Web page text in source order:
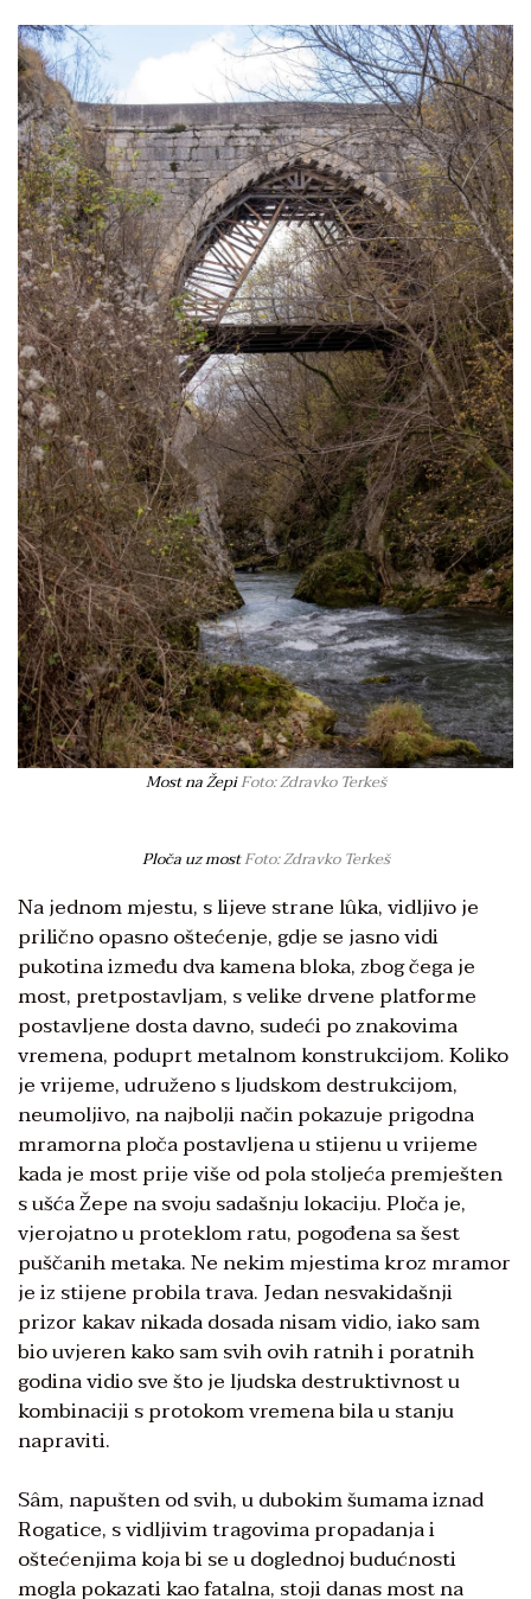
Most na ŽepiFoto: Zdravko Terkeš
Ploča uz mostFoto: Zdravko Terkeš
Na jednom mjestu, s lijeve strane lûka, vidljivo je
prilično opasno oštećenje, gdje se jasno vidi
pukotina između dva kamena bloka, zbog čega je
most, pretpostavljam, s velike drvene platforme
postavljene dosta davno, sudeći po znakovima
vremena, poduprt metalnom konstrukcijom. Koliko
je vrijeme, udruženo s ljudskom destrukcijom,
neumoljivo, na najbolji način pokazuje prigodna
mramorna ploča postavljena u stijenu u vrijeme
kada je most prije više od pola stoljeća premješten
s ušća Žepe na svoju sadašnju lokaciju. Ploča je,
vjerojatno u proteklom ratu, pogođena sa šest
puščanih metaka. Ne nekim mjestima kroz mramor
je iz stijene probila trava. Jedan nesvakidašnji
prizor kakav nikada dosada nisam vidio, iako sam
bio uvjeren kako sam svih ovih ratnih i poratnih
godina vidio sve što je ljudska destruktivnost u
kombinaciji s protokom vremena bila u stanju
napraviti.
Sâm, napušten od svih, u dubokim šumama iznad
Rogatice, s vidljivim tragovima propadanja i
oštećenjima koja bi se u doglednoj budućnosti
mogla pokazati kao fatalna, stoji danas most na